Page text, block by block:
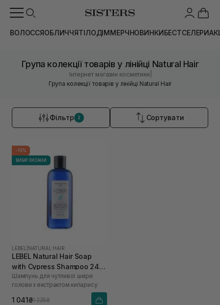
ВОЛОССЯОБЛИЧЧЯТІЛОДІММЕРЧНОВИНКИБЕСТСЕЛЕРИ
Група колекції товарів у лінійці Natural Hair
Інтернет магазин косметики
Група колекції товарів у лінійці Natural Hair
Фільтр 2 Сортувати
-15%
ВИБІР ОКСАНИ
LEBEL NATURAL HAIR
LEBEL Natural Hair Soap
with Cypress Shampoo 240
мл
Шампунь для чутливої шкіри
голови з екстрактом кипарису
1 041₴1 225₴